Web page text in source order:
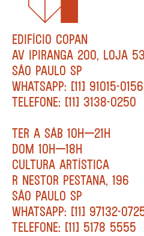
EDIFÍCIO COPAN
AV IPIRANGA 200, LOJA 53
SÃO PAULO SP
WHATSAPP: [11] 91015-0156
TELEFONE: [11] 3138-0250
TER A SÁB 10H—21H
DOM 10H—18H
CULTURA ARTÍSTICA
R NESTOR PESTANA, 196
SÃO PAULO SP
WHATSAPP: [11] 97132-
TELEFONE: [11] 5178 5555